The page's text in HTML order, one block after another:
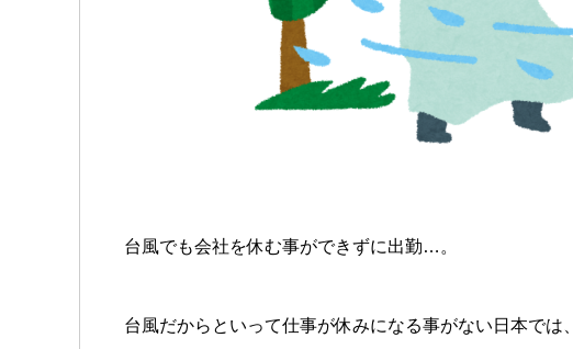
台風でも会社を休む事ができずに出勤…。
台風だからといって仕事が休みになる事がない日本では、